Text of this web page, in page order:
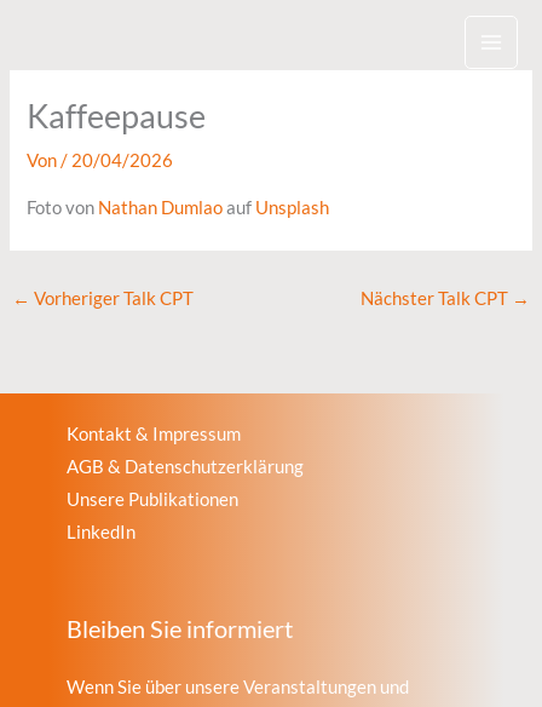
Kaffeepause
Von/ 20/04/2026
Foto von Nathan Dumlaoauf Unsplash
← Vorheriger Talk CPT Nächster Talk CPT →
Kontakt & Impressum
AGB & Datenschutzerklärung
Unsere Publikationen
LinkedIn
Bleiben Sie informiert
Wenn Sie über unsere Veranstaltungen und